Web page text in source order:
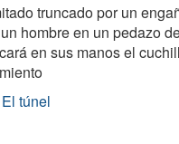
truncado por un
hombre en un pedazo
en sus manos el
túnel